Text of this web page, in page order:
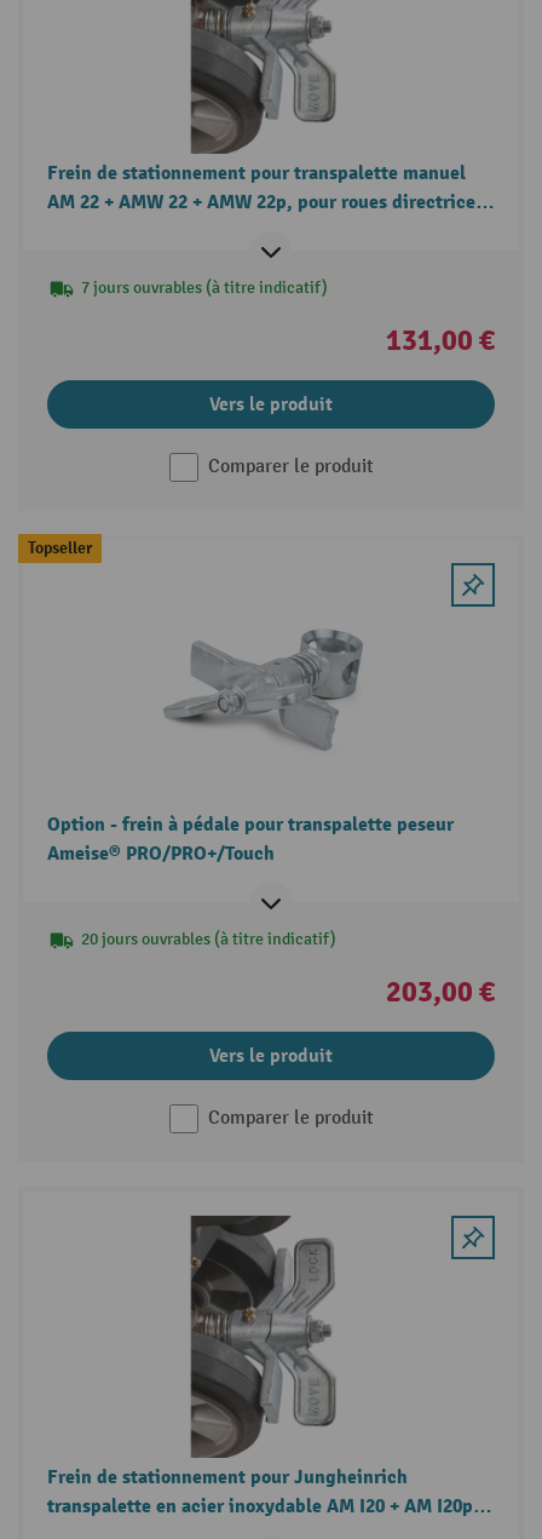
Frein de stationnement pour transpalette manuel
AM 22 + AMW 22 + AMW 22p, pour roues directrices
7 jours ouvrables (à titre indicatif)
131,00 €
Vers le produit
Comparer le produit
Topseller
Option - frein à pédale pour transpalette peseur
Ameise® PRO/PRO+/Touch
20 jours ouvrables (à titre indicatif)
203,00 €
Vers le produit
Comparer le produit
Frein de stationnement pour Jungheinrich
transpalette en acier inoxydable AM I20 + AM I20p,